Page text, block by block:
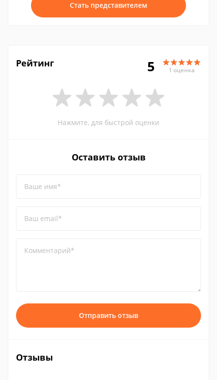
Стать представителем
Рейтинг 5 1 оценка
Нажмите, для быстрой оценки
Оставить отзыв
Ваше имя*
Ваш email*
Комментарий*
Отправить отзыв
Отзывы